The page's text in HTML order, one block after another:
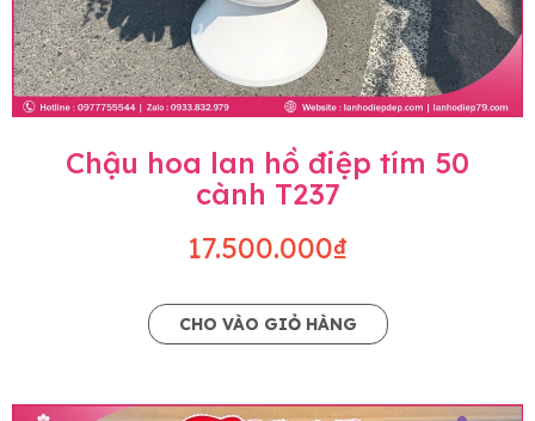
Chậu hoa lan hồ điệp tím 50
cành T237
17.500.000₫
CHO VÀO GIỎ HÀNG